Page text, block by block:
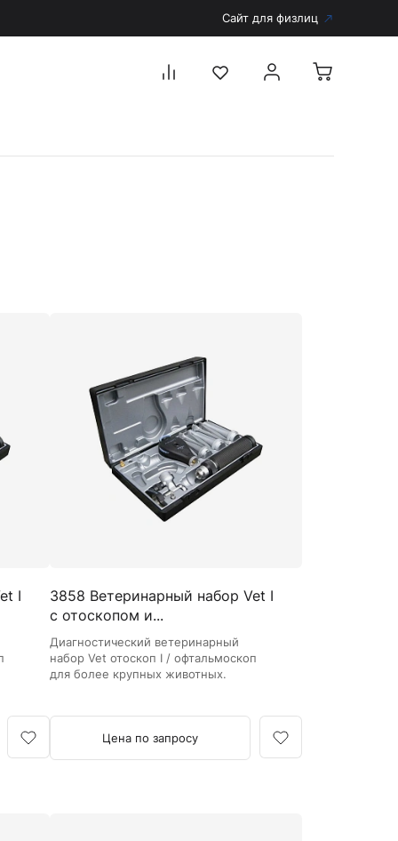
Сайт для физлиц
Аккумуляторы и зарядные устройства
Рукоятки для диагностических приборов
Кровоостанавливающие жгуты
Ларингоскопы
Аксессуары для ларингоскопов
Стандартные ларингоскопы
Фиброоптические ларингоскопы
Отоскопы
Ушные воронки для отоскопов
Приборы для внутривенного вливания под
давлением
Приборы для инфузий Metpak
I
3858 Ветеринарный набор Vet I
с отоскопом и...
Диагностический ветеринарный
набор Vet отоскоп I / офтальмоскоп
для более крупных животных.
Цена по запросу